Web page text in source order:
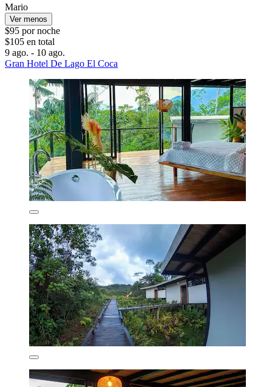
Mario
Ver menos
$95 por noche
$105 en total
9 ago. - 10 ago.
Gran Hotel De Lago El Coca